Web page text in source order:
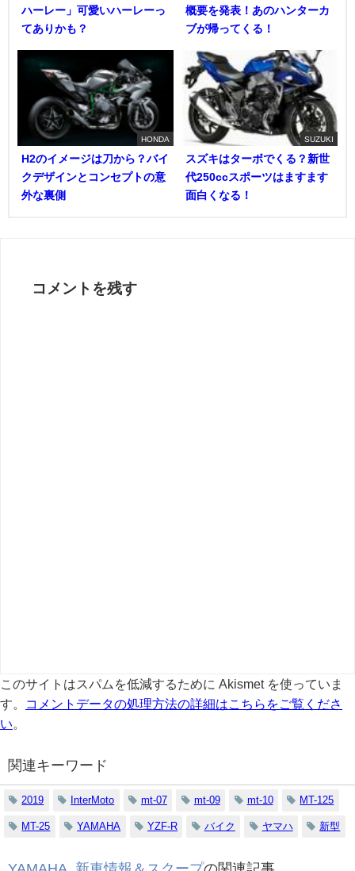
ハーレー」可愛いハーレーっ
てありかも？
概要を発表！あのハンターカ
ブが帰ってくる！
HONDA
H2のイメージは刀から？バイ
クデザインとコンセプトの意
外な裏側
SUZUKI
スズキはターボでくる？新世
代250ccスポーツはますます
面白くなる！
コメントを残す
このサイトはスパムを低減するために Akismet を使っていま
す。
コメントデータの処理方法の詳細はこちらをご覧くださ
い
関連キーワード
2019 InterMoto mt-07 mt-09 mt-10 MT-125
MT-25 YAMAHA YZF-R バイク ヤマハ 新型